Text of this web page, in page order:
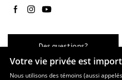
Suivez-nous sur Facebook
Suivez-nous sur Instagram
Suivez-nous sur YouTube
Des questions?
Votre vie privée est
Nous utilisons des témoins (aussi appelés